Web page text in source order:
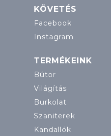
KÖVETÉS
Facebook
Instagram
TERMÉKEINK
Bútor
Világítás
Burkolat
Szaniterek
Kandallók